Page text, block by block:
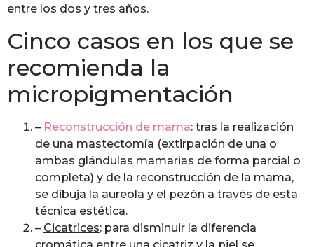
entre los dos y tres años.
Cinco casos en los que se
recomienda la
micropigmentación
– Reconstrucción de mama: tras la realización
de una mastectomía (extirpación de una o
ambas glándulas mamarias de forma parcial o
completa) y de la reconstrucción de la mama,
se dibuja la aureola y el pezón a través de esta
técnica estética.
– Cicatrices: para disminuir la diferencia